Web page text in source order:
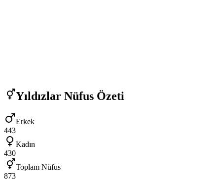
Yıldızlar Nüfus Özeti
Erkek
443
Kadın
430
Toplam Nüfus
873